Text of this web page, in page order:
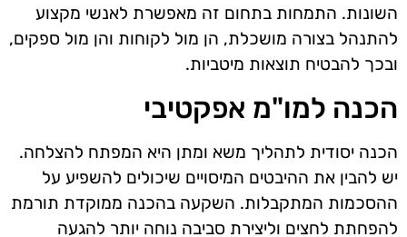
השונות. התמחות בתחום זה מאפשרת לאנשי מקצוע
להתנהל בצורה מושכלת, הן מול לקוחות והן מול ספקים,
ובכך להבטיח תוצאות מיטביות.
הכנה למו"מ אפקטיבי
הכנה יסודית לתהליך משא ומתן היא המפתח להצלחה.
יש להבין את ההיבטים המיסויים שיכולים להשפיע על
ההסכמות המתקבלות. השקעה בהכנה ממוקדת תורמת
להפחתת לחצים וליצירת סביבה נוחה יותר להגעה